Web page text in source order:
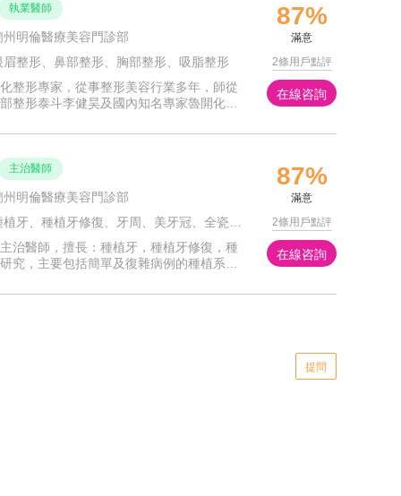
執業醫師
明倫醫療美容門診部
整形、鼻部整形、胸部整形、吸脂整形
整形專家，從事整形美容行業多年，師從
整形泰斗李健昊及國內知名專家魯開化，
，對人體儀態
87%
滿意
2條用戶點評
在線咨詢
主治醫師
明倫醫療美容門診部
、種植牙修復、牙周、美牙冠、全瓷貼面、隱形正畸、牙齒美白、缺牙修復、牙體牙髓
治醫師，擅長：種植牙，種植牙修復，種
究，主要包括簡單及復雜病例的種植系統
面、隱形正畸
87%
滿意
2條用戶點評
在線咨詢
提問